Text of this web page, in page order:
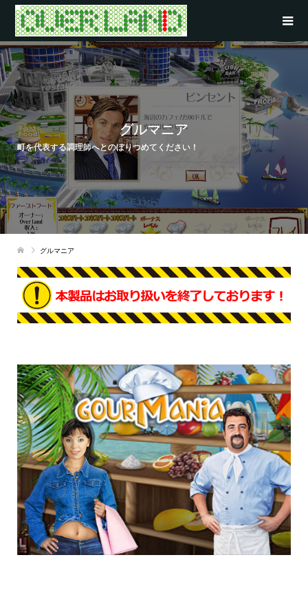
グルマニア
町を代表する調理師へとのぼりつめてください！
グルマニア